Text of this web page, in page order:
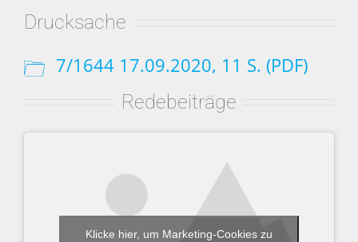
Drucksache
7/1644 17.09.2020, 11 S. (PDF)
Redebeiträge
Klicke hier, um Marketing-Cookies zu